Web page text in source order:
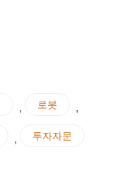
, 로봇 ,
, 투자자문